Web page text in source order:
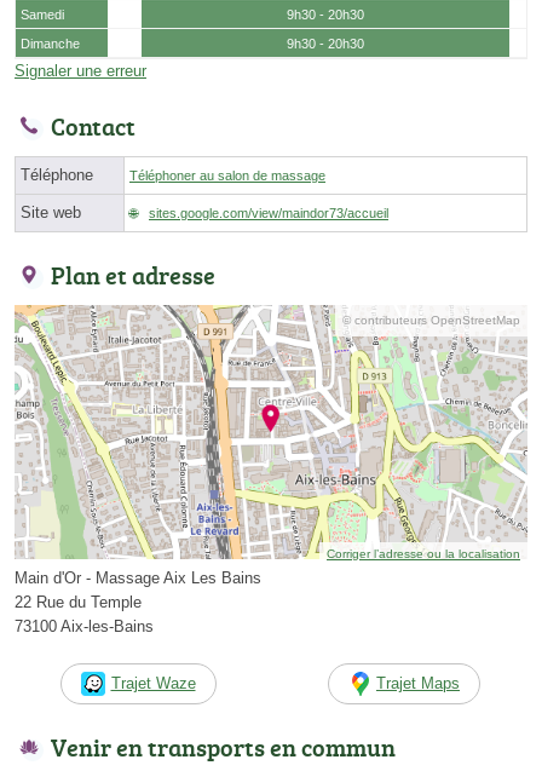
Samedi
9h30 - 20h30
Dimanche
9h30 - 20h30
Signaler une erreur
Contact
Téléphone Téléphoner au salon de massage
Site web sites.google.com/view/maindor73/accueil
Plan et adresse
© contributeurs OpenStreetMap
Corriger l’adresse ou la localisation
Main d'Or - Massage Aix Les Bains
22 Rue du Temple
73100 Aix-les-Bains
Trajet Waze Trajet Maps
Venir en transports en commun